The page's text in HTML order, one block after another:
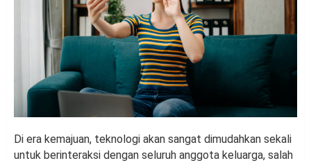
Di era kemajuan, teknologi akan sangat dimudahkan sekali
untuk berinteraksi dengan seluruh anggota keluarga, salah